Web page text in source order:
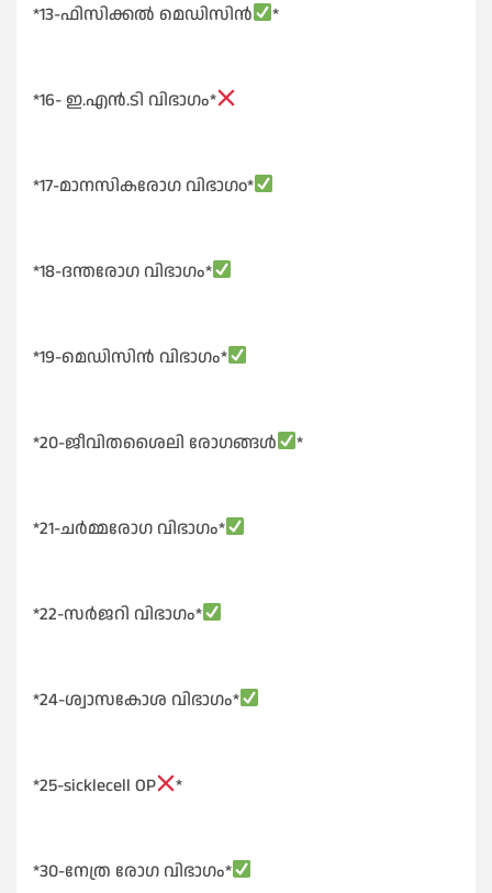
*13-ഫിസിക്കൽ മെഡിസിൻ *
*16- ഇ.എൻ.ടി വിഭാഗം*
*17-മാനസികരോഗ വിഭാഗo*
*18-ദന്തരോഗ വിഭാഗം*
*19-മെഡിസിൻ വിഭാഗം*
*20-ജീവിതശൈലി രോഗങ്ങൾ *
*21-ചർമ്മരോഗ വിഭാഗം*
*22-സർജറി വിഭാഗം*
*24-ശ്വാസകോശ വിഭാഗം*
*25-sicklecell OP *
*30-നേത്ര രോഗ വിഭാഗം*